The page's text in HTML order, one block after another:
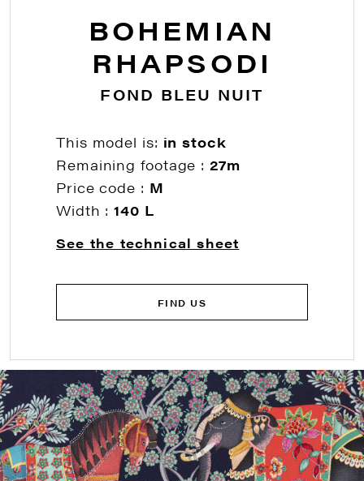
BOHEMIAN
RHAPSODI
FOND BLEU NUIT
This model is: in stock
Remaining footage :27m
Price code : M
Width :140 L
See the technical sheet
FIND US